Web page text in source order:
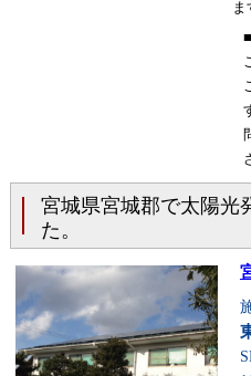
ま
宮城県宮城郡で太陽光
た。